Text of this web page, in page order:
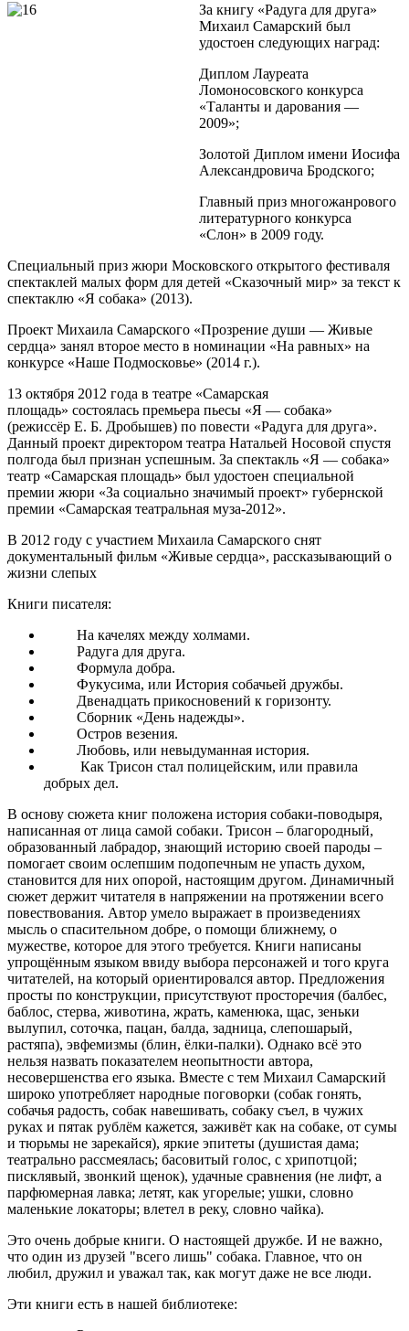
За книгу «Радуга для друга»
Михаил Самарский был
удостоен следующих наград:
Диплом Лауреата
Ломоносовского конкурса
«Таланты и дарования —
2009»;
Золотой Диплом имени Иосифа
Александровича Бродского;
Главный приз многожанрового
литературного конкурса
«Слон» в 2009 году.
Специальный приз жюри Московского открытого фестиваля
спектаклей малых форм для детей «Сказочный мир» за текст к
спектаклю «Я собака» (2013).
Проект Михаила Самарского «Прозрение души — Живые
сердца» занял второе место в номинации «На равных» на
конкурсе «Наше Подмосковье» (2014 г.).
13 октября 2012 года в театре «Самарская
площадь» состоялась премьера пьесы «Я — собака»
(режиссёр Е. Б. Дробышев) по повести «Радуга для друга».
Данный проект директором театра Натальей Носовой спустя
полгода был признан успешным. За спектакль «Я — собака»
театр «Самарская площадь» был удостоен специальной
премии жюри «За социально значимый проект» губернской
премии «Самарская театральная муза-2012».
В 2012 году с участием Михаила Самарского снят
документальный фильм «Живые сердца», рассказывающий о
жизни слепых
Книги писателя:
На качелях между холмами.
Радуга для друга.
Формула добра.
Фукусима, или История собачьей дружбы.
Двенадцать прикосновений к горизонту.
Сборник «День надежды».
Остров везения.
Любовь, или невыдуманная история.
Как Трисон стал полицейским, или правила
добрых дел.
В основу сюжета книг положена история собаки-поводыря,
написанная от лица самой собаки. Трисон – благородный,
образованный лабрадор, знающий историю своей пароды –
помогает своим ослепшим подопечным не упасть духом,
становится для них опорой, настоящим другом. Динамичный
сюжет держит читателя в напряжении на протяжении всего
повествования. Автор умело выражает в произведениях
мысль о спасительном добре, о помощи ближнему, о
мужестве, которое для этого требуется. Книги написаны
упрощённым языком ввиду выбора персонажей и того круга
читателей, на который ориентировался автор. Предложения
просты по конструкции, присутствуют просторечия (балбес,
баблос, стерва, животина, жрать, каменюка, щас, зеньки
вылупил, соточка, пацан, балда, задница, слепошарый,
растяпа), эвфемизмы (блин, ёлки-палки). Однако всё это
нельзя назвать показателем неопытности автора,
несовершенства его языка. Вместе с тем Михаил Самарский
широко употребляет народные поговорки (собак гонять,
собачья радость, собак навешивать, собаку съел, в чужих
руках и пятак рублём кажется, заживёт как на собаке, от сумы
и тюрьмы не зарекайся), яркие эпитеты (душистая дама;
театрально рассмеялась; басовитый голос, с хрипотцой;
писклявый, звонкий щенок), удачные сравнения (не лифт, а
парфюмерная лавка; летят, как угорелые; ушки, словно
маленькие локаторы; влетел в реку, словно чайка).
Это очень добрые книги. О настоящей дружбе. И не важно,
что один из друзей "всего лишь" собака. Главное, что он
любил, дружил и уважал так, как могут даже не все люди.
Эти книги есть в нашей библиотеке: